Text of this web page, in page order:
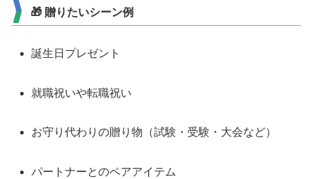
🎁 贈りたいシーン例
誕生日プレゼント
就職祝いや転職祝い
お守り代わりの贈り物（試験・受験・大会など）
パートナーとのペアアイテム